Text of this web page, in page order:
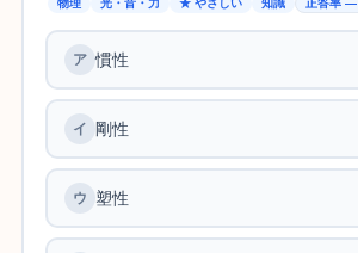
物理 光・音・力 ★ やさしい 知識 正答率 —
慣性
剛性
塑性